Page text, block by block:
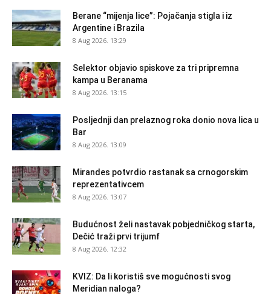
Berane “mijenja lice”: Pojačanja stigla i iz
Argentine i Brazila
8 Aug 2026. 13:29
Selektor objavio spiskove za tri pripremna
kampa u Beranama
8 Aug 2026. 13:15
Posljednji dan prelaznog roka donio nova lica u
Bar
8 Aug 2026. 13:09
Mirandes potvrdio rastanak sa crnogorskim
reprezentativcem
8 Aug 2026. 13:07
Budućnost želi nastavak pobjedničkog starta,
Dečić traži prvi trijumf
8 Aug 2026. 12:32
KVIZ: Da li koristiš sve mogućnosti svog
Meridian naloga?